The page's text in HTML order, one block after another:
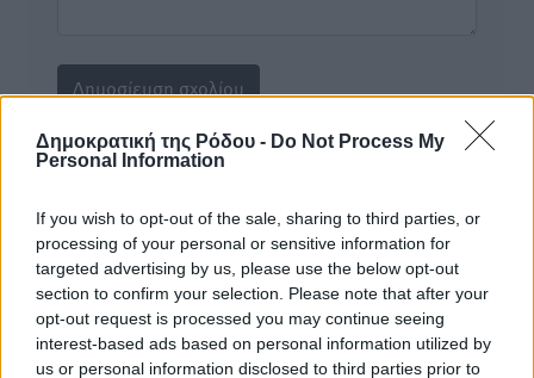
Δημοκρατική της Ρόδου - Do Not Process My
Personal Information
If you wish to opt-out of the sale, sharing to third parties, or
processing of your personal or sensitive information for
targeted advertising by us, please use the below opt-out
section to confirm your selection. Please note that after your
opt-out request is processed you may continue seeing
interest-based ads based on personal information utilized by
us or personal information disclosed to third parties prior to
Για την μερική αναπαραγωγή της είδησης από άλλες
ιστοσελίδες είναι απαραίτητη η χρήση του παρακάτω
παρεχόμενου συνδέσμου παραπομπής προς το άρθρο
της Δημοκρατικής.